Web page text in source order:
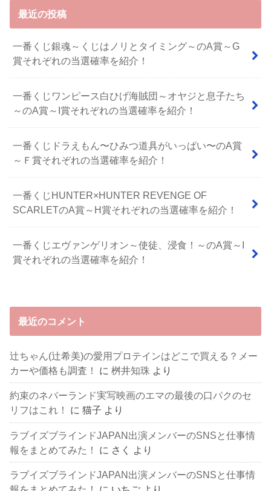
最近の投稿
一番くじ銀魂～くじはノリとタイミング～のA賞～G
賞それぞれの当選確率を紹介！
一番くじワンピース白ひげ海賊団～オヤジと息子たち
～のA賞～I賞それぞれの当選確率を紹介！
⼀番くじドラえもん〜ひみつ道具がいっぱい〜のA賞
～Ｆ賞それぞれの当選確率を紹介！
一番くじHUNTER×HUNTER REVENGE OF
SCARLETのA賞～H賞それぞれの当選確率を紹介！
一番くじエヴァンゲリオン～使徒、浸食！～のA賞～I
賞それぞれの当選確率を紹介！
最近のコメント
辻ちゃん(辻希美)の愛用プロテインはどこで買える？メー
カーや価格も調査！
に桝井知珠 より
約束のネバーランド実写映画のエマの最後の口パクのセ
リフはこれ！
に猫子 より
ラブイズブラインドJAPAN出演メンバーのSNSと仕事情
報をまとめてみた！
に さく より
ラブイズブラインドJAPAN出演メンバーのSNSと仕事情